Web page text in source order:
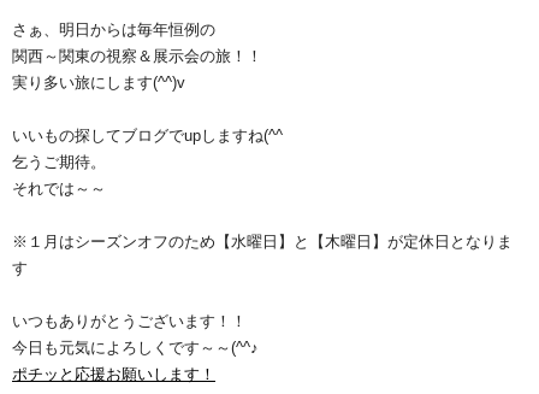
さぁ、明日からは毎年恒例の
関西～関東の視察＆展示会の旅！！
実り多い旅にします(^^)v
いいもの探してブログでupしますね(^^ゞ
乞うご期待。
それでは～～
※１月はシーズンオフのため【水曜日】と【木曜日】が定休日となりま
す
いつもありがとうございます！！
今日も元気によろしくです～～(^^♪
ポチッと応援お願いします！